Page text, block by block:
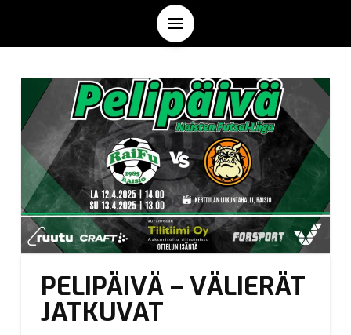
PELIPÄIVÄ – VÄLIERÄT
JATKUVAT